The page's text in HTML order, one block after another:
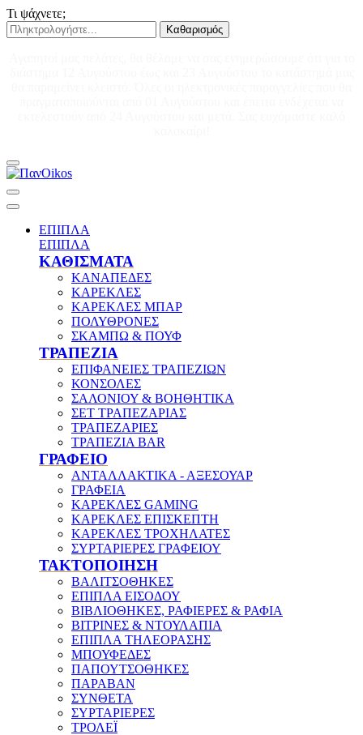
Τι ψάχνετε;
Καθαρισμός
ΕΠΙΠΛΑ
ΕΠΙΠΛΑ
ΚΑΘΙΣΜΑΤΑ
ΚΑΝΑΠΕΔΕΣ
ΚΑΡΕΚΛΕΣ
ΚΑΡΕΚΛΕΣ ΜΠΑΡ
ΠΟΛΥΘΡΟΝΕΣ
ΣΚΑΜΠΩ & ΠΟΥΦ
ΤΡΑΠΕΖΙΑ
ΕΠΙΦΑΝΕΙΕΣ ΤΡΑΠΕΖΙΩΝ
ΚΟΝΣΟΛΕΣ
ΣΑΛΟΝΙΟΥ & ΒΟΗΘΗΤΙΚΑ
ΣΕΤ ΤΡΑΠΕΖΑΡΙΑΣ
ΤΡΑΠΕΖΑΡΙΕΣ
ΤΡΑΠΕΖΙΑ BAR
ΓΡΑΦΕΙΟ
ΑΝΤΑΛΛΑΚΤΙΚΑ - ΑΞΕΣΟΥΑΡ
ΓΡΑΦΕΙΑ
ΚΑΡΕΚΛΕΣ GAMING
ΚΑΡΕΚΛΕΣ ΕΠΙΣΚΕΠΤΗ
ΚΑΡΕΚΛΕΣ ΤΡΟΧΗΛΑΤΕΣ
ΣΥΡΤΑΡΙΕΡΕΣ ΓΡΑΦΕΙΟΥ
ΤΑΚΤΟΠΟΙΗΣΗ
ΒΑΛΙΤΣΟΘΗΚΕΣ
ΕΠΙΠΛΑ ΕΙΣΟΔΟΥ
ΒΙΒΛΙΟΘΗΚΕΣ, ΡΑΦΙΕΡΕΣ & ΡΑΦΙΑ
ΒΙΤΡΙΝΕΣ & ΝΤΟΥΛΑΠΙΑ
ΕΠΙΠΛΑ ΤΗΛΕΟΡΑΣΗΣ
ΜΠΟΥΦΕΔΕΣ
ΠΑΠΟΥΤΣΟΘΗΚΕΣ
ΠΑΡΑΒΑΝ
ΣΥΝΘΕΤΑ
ΣΥΡΤΑΡΙΕΡΕΣ
ΤΡΟΛΕΪ